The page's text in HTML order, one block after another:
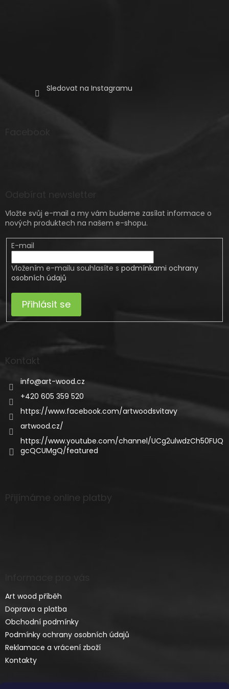
Sledovat na Instagramu
Vložte svůj e-mail a my vám budeme zasílat informace o
nových produktech na našem e-shopu.
E-mail
Vložením e-mailu souhlasíte s podmínkami ochrany
osobních údajů
Přihlásit se
Kontakt
info@art-wood.cz
+420 605 359 520
https://www.facebook.com/artwoodsvitavy
artwood.cz/
https://www.youtube.com/channel/UCg2ulwdzCh50FUQ
gcQCUMgQ/featured
Přijímáme online platby
Art wood příběh
Doprava a platba
Obchodní podmínky
Podmínky ochrany osobních údajů
Reklamace a vrácení zboží
Kontakty